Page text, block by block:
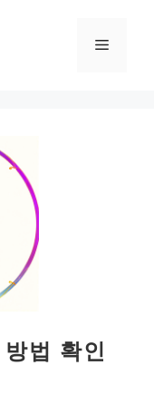
메
법 확인